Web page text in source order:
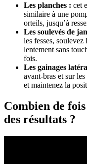
Les planches : cet
similaire à une
orteils, jusqu’à
Les soulevés de
les fesses,
lentement sans
fois.
Les gainages
avant-bras et sur
et maintenez la
Combien de
des résultats ?